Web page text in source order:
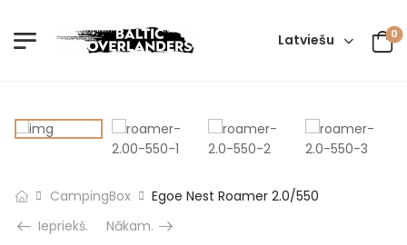
Latviešu 0
CampingBox
Egoe Nest Roamer 2.0/550
Iepriekš.
Nākam.